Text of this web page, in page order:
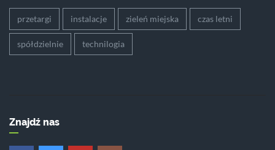
przetargi instalacje zieleń miejska czas letni
spółdzielnie technilogia
Znajdź nas